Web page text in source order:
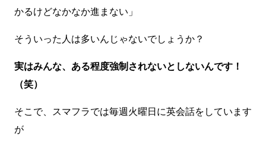
かるけどなかなか進まない」
そういった人は多いんじゃないでしょうか？
実はみんな、ある程度強制されないとしないんです！
（笑）
そこで、スマフラでは毎週火曜日に英会話をしています
が